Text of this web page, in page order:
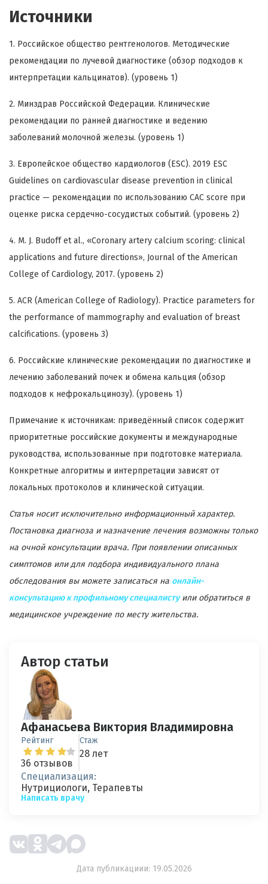
Источники
1. Российское общество рентгенологов. Методические
рекомендации по лучевой диагностике (обзор подходов к
интерпретации кальцинатов). (уровень 1)
2. Минздрав Российской Федерации. Клинические
рекомендации по ранней диагностике и ведению
заболеваний молочной железы. (уровень 1)
3. Европейское общество кардиологов (ESC). 2019 ESC
Guidelines on cardiovascular disease prevention in clinical
practice — рекомендации по использованию CAC score при
оценке риска сердечно-сосудистых событий. (уровень 2)
4. M. J. Budoff et al., «Coronary artery calcium scoring: clinical
applications and future directions», Journal of the American
College of Cardiology, 2017. (уровень 2)
5. ACR (American College of Radiology). Practice parameters for
the performance of mammography and evaluation of breast
calcifications. (уровень 3)
6. Российские клинические рекомендации по диагностике и
лечению заболеваний почек и обмена кальция (обзор
подходов к нефрокальцинозу). (уровень 1)
Примечание к источникам: приведённый список содержит
приоритетные российские документы и международные
руководства, использованные при подготовке материала.
Конкретные алгоритмы и интерпретации зависят от
локальных протоколов и клинической ситуации.
Статья носит исключительно информационный характер.
Постановка диагноза и назначение лечения возможны только
на очной консультации врача. При появлении описанных
симптомов или для подбора индивидуального плана
обследования вы можете записаться на онлайн-
консультацию к профильному специалистуили обратиться в
медицинское учреждение по месту жительства.
Автор статьи
Афанасьева Виктория Владимировна
Рейтинг
36 отзывов
Стаж
28 лет
Специализация:
Нутрициологи, Терапевты
Написать врачу
Дата публикациии: 19.05.2026